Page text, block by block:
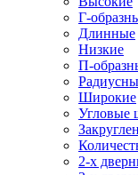
Г-
Длинные
Низкие
П-
Широкие
Угловые
2-х